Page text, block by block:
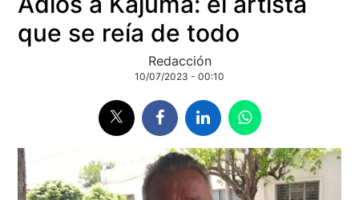
que se reía de todo
Redacción
10/07/2023 - 00:10